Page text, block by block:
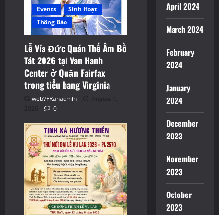
Events
Sinh Hoạt
Thông Báo
Lễ Vía Đức Quán Thế Âm Bồ
Tát 2026 tại Van Hanh
Center ở Quận Fairfax
trong tiểu bang Virginia
webVFRanadmin
August 1,
2026
0
April 2024
March 2024
February
2024
January
2024
December
2023
November
2023
October
2023